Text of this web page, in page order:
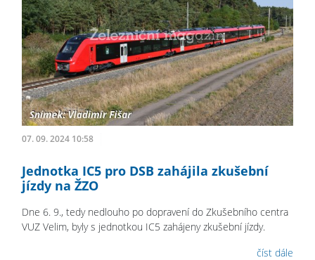
07. 09. 2024 10:58
Jednotka IC5 pro DSB zahájila zkušební
jízdy na ŽZO
Dne 6. 9., tedy nedlouho po dopravení do Zkušebního centra
VUZ Velim, byly s jednotkou IC5 zahájeny zkušební jízdy.
číst dále